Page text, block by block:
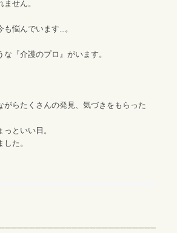
せん。
も悩んでいます…。
『介護のプロ』がいます。
がらたくさんの発見、気づきをもらった
といい日。
た。